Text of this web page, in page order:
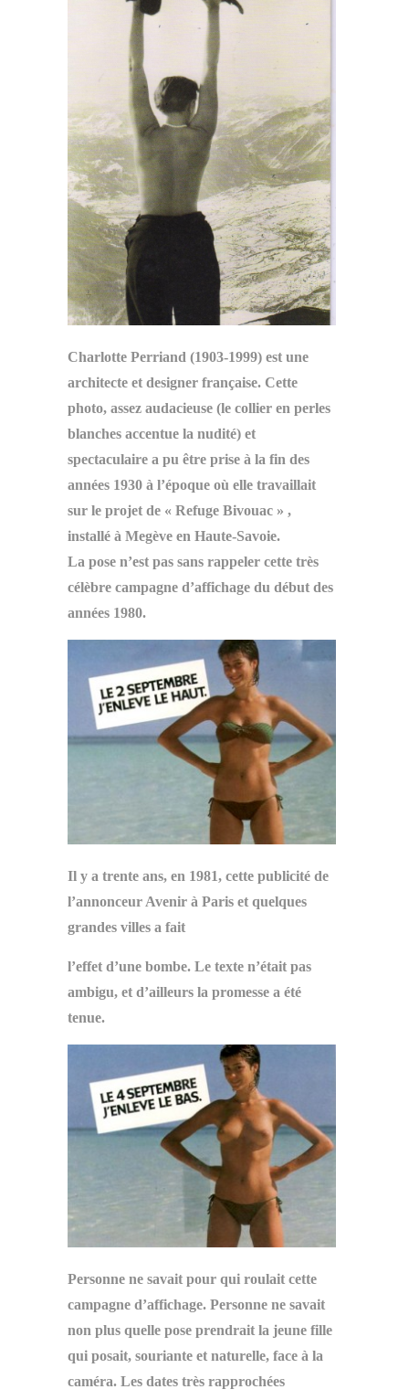
Charlotte Perriand (1903-1999) est une
architecte et designer française. Cette
photo, assez audacieuse (le collier en perles
blanches accentue la nudité) et
spectaculaire a pu être prise à la fin des
années 1930 à l’époque où elle travaillait
sur le projet de « Refuge Bivouac » ,
installé à Megève en Haute-Savoie.
La pose n’est pas sans rappeler cette très
célèbre campagne d’affichage du début des
années 1980.
Il y a trente ans, en 1981, cette publicité de
l’annonceur Avenir à Paris et quelques
grandes villes a fait
l’effet d’une bombe. Le texte n’était pas
ambigu, et d’ailleurs la promesse a été
tenue.
Personne ne savait pour qui roulait cette
campagne d’affichage. Personne ne savait
non plus quelle pose prendrait la jeune fille
qui posait, souriante et naturelle, face à la
caméra. Les dates très rapprochées